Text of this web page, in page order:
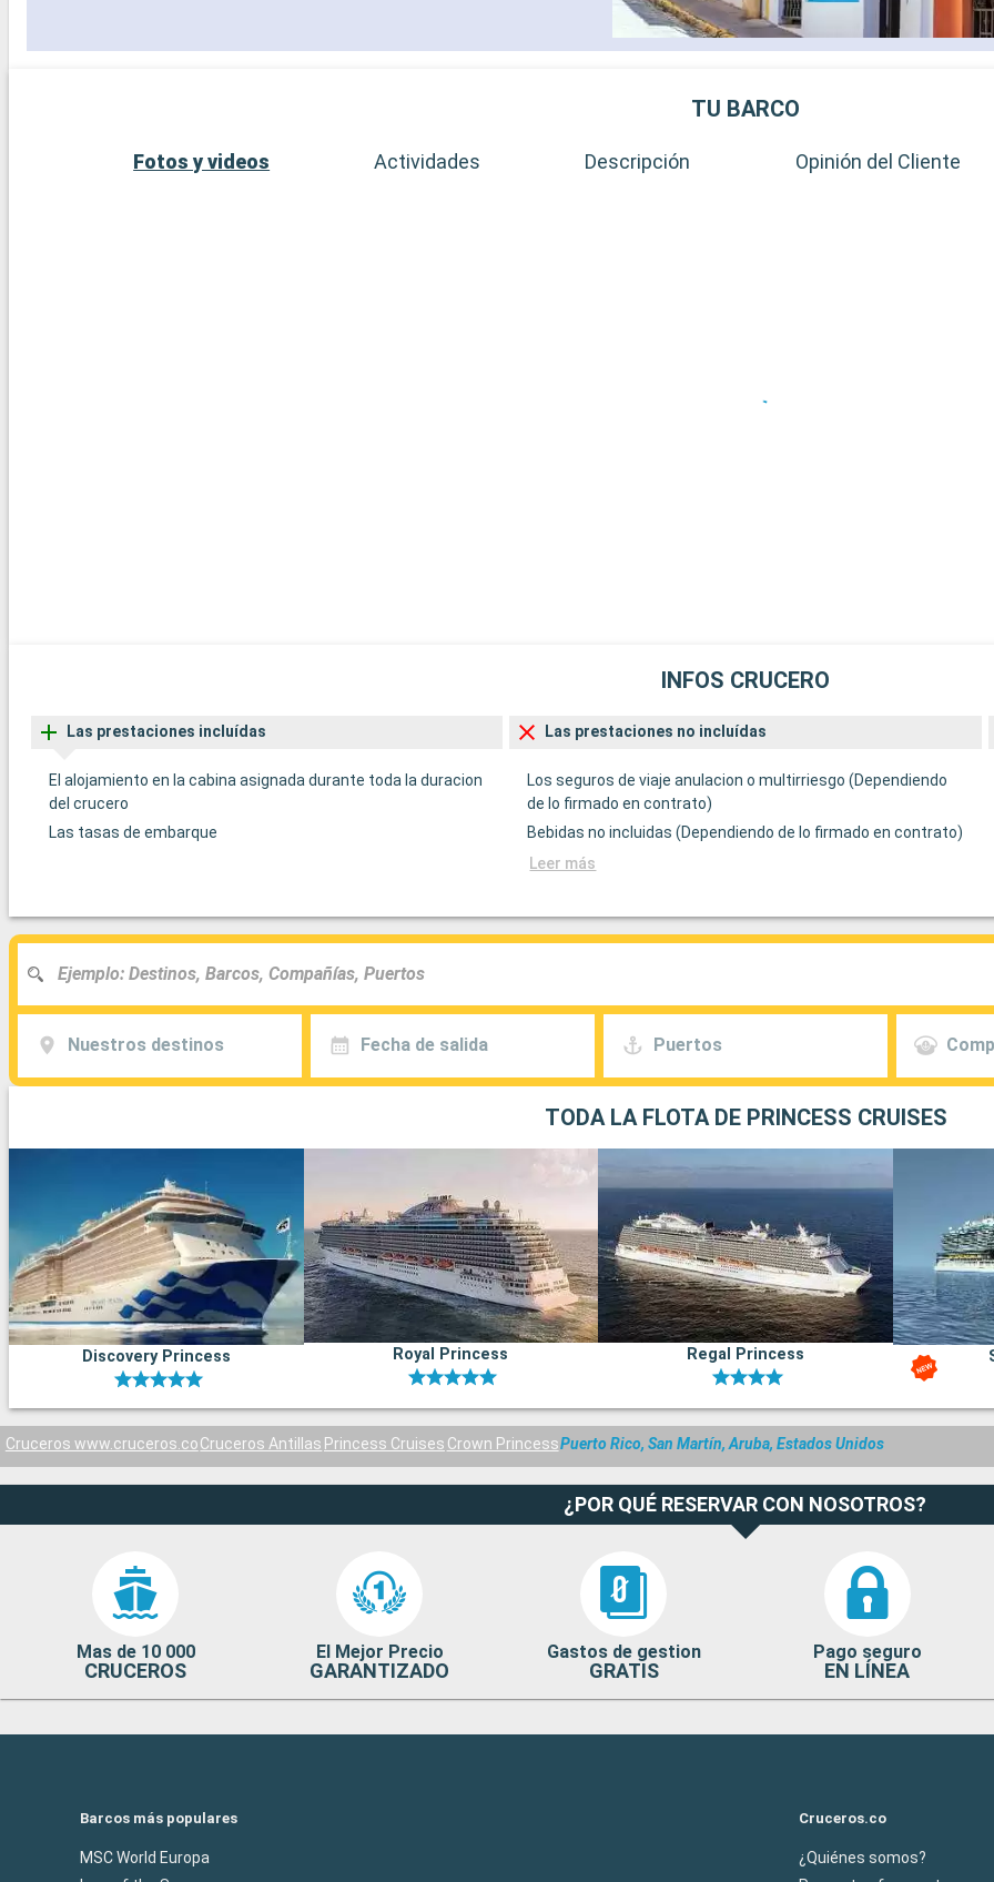
TU BARCO
Fotos y videos Actividades Descripción Opinión del Cliente
INFOS CRUCERO
Las prestaciones incluídas
El alojamiento en la cabina asignada durante toda la duracion
del crucero
Las tasas de embarque
Las prestaciones no incluídas
Los seguros de viaje anulacion o multirriesgo (Dependiendo
de lo firmado en contrato)
Bebidas no incluidas (Dependiendo de lo firmado en contrato)
Leer más
Nuestros destinos Fecha de salida Puertos
TODA LA FLOTA DE PRINCESS CRUISES
Discovery Princess Royal Princess Regal Princess
Cruceros www.cruceros.coCruceros Antillas Princess Cruises Crown PrincessPuerto Rico, San Martín, Aruba, Estados Unidos
¿POR QUÉ RESERVAR CON NOSOTROS?
Mas de 10 000
CRUCEROS
El Mejor Precio
GARANTIZADO
Gastos de gestion
GRATIS
Pago seguro
EN LÍNEA
Barcos más populares
MSC World Europa
Cruceros.co
¿Quiénes somos?